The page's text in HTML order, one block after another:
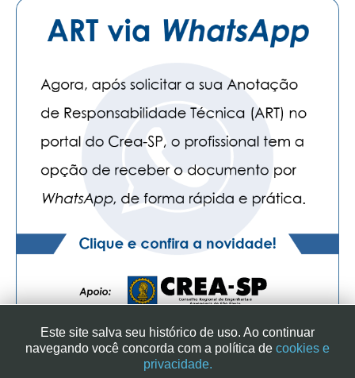
SINDICATO DOS ENGENHEIROS NO ESTADO DE SÃO PAULO
Este site salva seu histórico de uso. Ao continuar
navegando você concorda com a política de cookies e
privacidade.